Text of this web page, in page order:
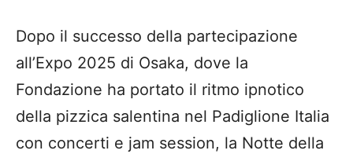
Dopo il successo della partecipazione
all’Expo 2025 di Osaka, dove la
Fondazione ha portato il ritmo ipnotico
della pizzica salentina nel Padiglione Italia
con concerti e jam session, la Notte della